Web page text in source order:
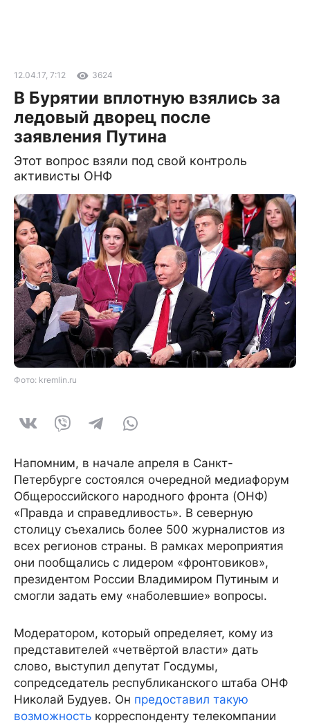
12.04.17, 7:12 3624
В Бурятии вплотную взялись за
ледовый дворец после
заявления Путина
Этот вопрос взяли под свой контроль
активисты ОНФ
Фото: kremlin.ru
Напомним, в начале апреля в Санкт-
Петербурге состоялся очередной медиафорум
Общероссийского народного фронта (ОНФ)
«Правда и справедливость». В северную
столицу съехались более 500 журналистов из
всех регионов страны. В рамках мероприятия
они пообщались с лидером «фронтовиков»,
президентом России Владимиром Путиным и
смогли задать ему «наболевшие» вопросы.
Модератором, который определяет, кому из
представителей «четвёртой власти» дать
слово, выступил депутат Госдумы,
сопредседатель республиканского штаба ОНФ
Николай Будуев. Он предоставил такую
возможность корреспонденту телекомпании